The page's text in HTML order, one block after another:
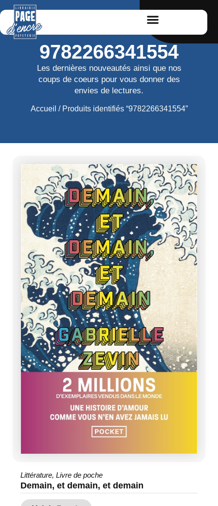
9782266341554
Les dernières nouveautés ainsi que nos
coups de coeurs pour vous donner des
envies de lectures.
Accueil / Produits identifiés “9782266341554”
Littérature, Livre de poche
Demain, et demain, et demain